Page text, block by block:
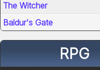
The Witcher
Baldur's Gate
RPG